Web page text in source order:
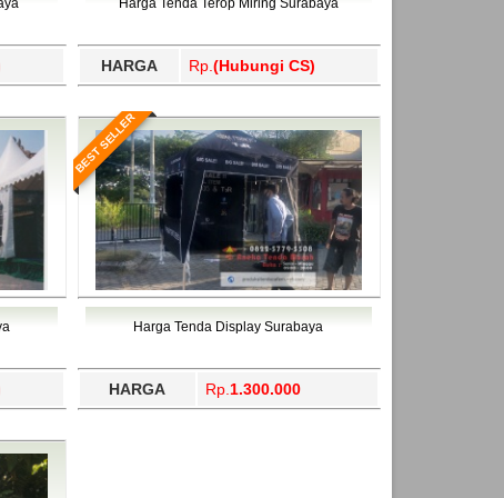
HARGA Rp. (Hubungi CS)
BEST SELLER
Harga Tenda Display Surabaya
HARGA Rp. 1.300.000